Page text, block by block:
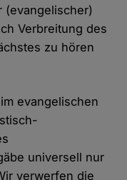
(evangelischer)
Verbreitung des
zu hören
evangelischen
universell nur
verwerfen die